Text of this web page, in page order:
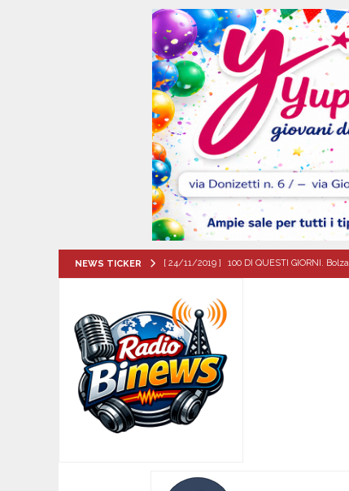
NEWS TICKER [ 24/11/2019 ] 100 DI QUESTI GIORNI.
[ 09/08/2026 ] Turismo delle radici,
[ 09/08/2026 ] Flumeri, ieri 8 agosto ’26
[ 09/08/2026 ] MUGNANO DEL
Santa Filomena
[ 09/08/2026 ]
CASERTANA